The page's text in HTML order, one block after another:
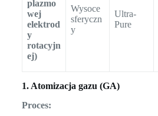
plazmo
wej
elektrod
y
rotacyjn
ej)
Wysoce
sferyczn
y
Ultra-
Pure
1. Atomizacja gazu (GA)
Proces: